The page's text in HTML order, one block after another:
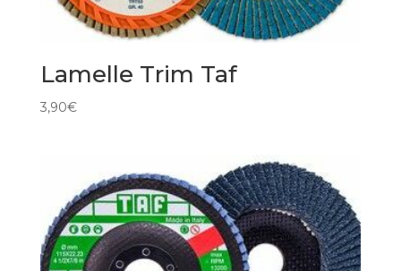
Lamelle Trim Taf
3,90€